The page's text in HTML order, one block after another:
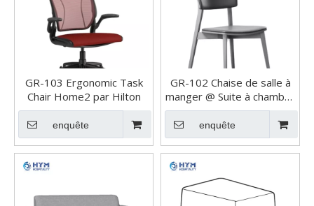
GR-103 Ergonomic Task
Chair Home2 par Hilton
enquête
GR-102 Chaise de salle à
manger @ Suite à chambre
à coucher Suite invitée
Home2 par Hilton
enquête